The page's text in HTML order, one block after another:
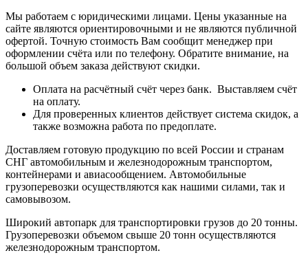
Мы работаем с юридическими лицами. Цены указанные на
сайте являются ориентировочными и не являются публичной
офертой. Точную стоимость Вам сообщит менеджер при
оформлении счёта или по телефону. Обратите внимание, на
большой объем заказа действуют скидки.
Оплата на расчётный счёт через банк. Выставляем счёт
на оплату.
Для проверенных клиентов действует система скидок, а
также возможна работа по предоплате.
Доставляем готовую продукцию по всей России и странам
СНГ автомобильным и железнодорожным транспортом,
контейнерами и авиасообщением. Автомобильные
грузоперевозки осуществляются как нашими силами, так и
самовывозом.
Широкий автопарк для транспортировки грузов до 20 тонны.
Грузоперевозки объемом свыше 20 тонн осуществляются
железнодорожным транспортом.